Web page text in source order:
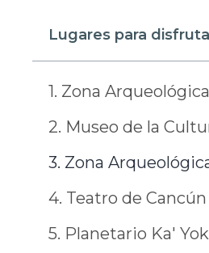
Lugares para
1. Zona
2. Museo de la
3. Zona
4. Teatro de Cancún
5. Planetario Ka'